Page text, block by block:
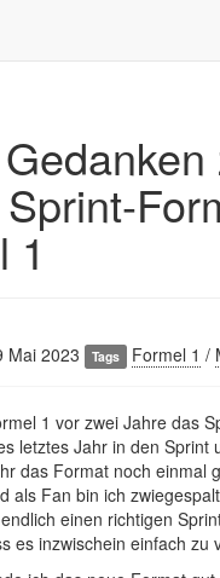
1
Mai 2023 Tags Formel 1 /
1 vor zwei Jahre das
letztes Jahr in den Sprint
das Format noch einmal
als Fan bin ich
einen richtigen
es inzwischein einfach zu